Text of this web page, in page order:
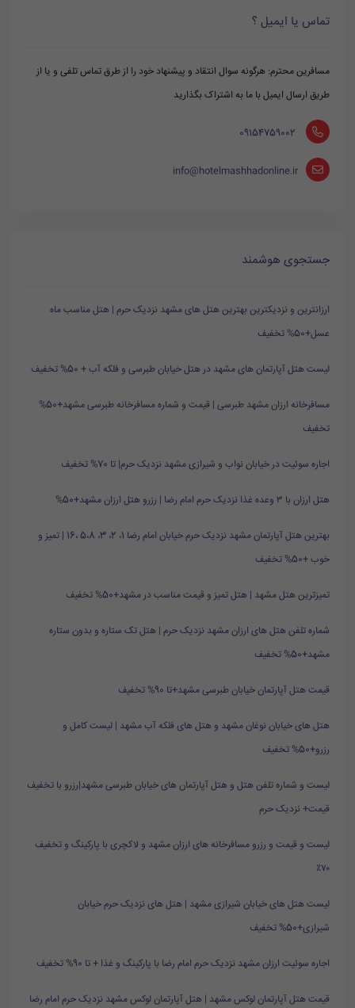
تماس یا ایمیل ؟
مسافرین محترم: هرگونه سوال انتقاد و پیشنهاد خود را از طرق تماس تلفی و یا از
طریق ارسال ایمیل با ما به اشتراک بگذارید
‪ 09154759002
info@hotelmashhadonline.ir
جستجوی هوشمند
ارزانترین و نزدیکترین بهترین هتل های مشهد نزدیک حرم | هتل مناسب ماه
عسل+50% تخفیف
لیست هتل آپارتمان های مشهد در هتل خیابان طبرسی و فلکه آب + 50% تخفیف
مسافرخانه ارزان مشهد طبرسی | قیمت و شماره مسافرخانه طبرسی مشهد+50%
تخفیف
اجاره سوئیت در خیابان نواب و شیرازی مشهد نزدیک حرم| تا 70% تخفیف
هتل ارزان با ۳ وعده غذا نزدیک حرم امام رضا | رزرو هتل ارزان مشهد+50%
بهترین هتل آپارتمان مشهد نزدیک حرم خیابان امام رضا 1، 2، 3، 5،8 ،16 | تمیز و
خوب +50% تخفیف
تمیزترین هتل مشهد | هتل تمیز و قیمت مناسب در مشهد+50% تخفیف
شماره تلفن هتل های ارزان مشهد نزدیک حرم | هتل تک ستاره و بدون ستاره
مشهد+50% تخفیف
قیمت هتل آپارتمان خیابان طبرسی مشهد+تا 90% تخفیف
هتل های خیابان نوغان مشهد و هتل های فلکه آب مشهد | لیست کامل و
رزرو+50% تخفیف
لیست و شماره تلفن هتل و هتل آپارتمان های خیابان طبرسی مشهد|رزرو با تخفیف
قیمت+ نزدیک حرم
لیست و قیمت و رزرو مسافرخانه های ارزان مشهد و لاکچری با پارکینگ و تخفیف
۷۰٪
لیست هتل های خیابان شیرازی مشهد | هتل های نزدیک حرم خیابان
شیرازی+50% تخفیف
اجاره سوئیت ارزان مشهد نزدیک حرم امام رضا با پارکینگ و غذا + تا 90% تخفیف
قیمت هتل آپارتمان لوکس مشهد | هتل آپارتمان لوکس مشهد نزدیک حرم امام رضا